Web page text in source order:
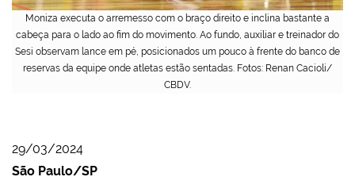
Moniza executa o arremesso com o braço direito e inclina bastante a
cabeça para o lado ao fim do movimento. Ao fundo, auxiliar e treinador do
Sesi observam lance em pé, posicionados um pouco à frente do banco de
reservas da equipe onde atletas estão sentadas. Fotos: Renan Cacioli/
CBDV.
29/03/2024
São Paulo/SP